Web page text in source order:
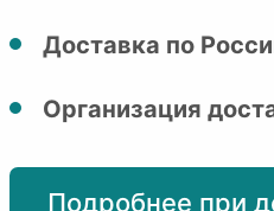
Доставка по
Организация
Подробнее при